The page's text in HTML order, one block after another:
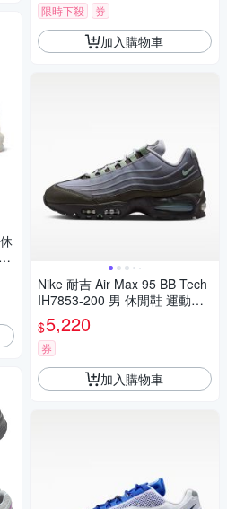
限時下殺
券
加入購物車
Nike 耐吉 Air Max 95 BB Tech
IH7853-200 男 休閒鞋 運動鞋
全氣墊 波浪 狼灰綠
$5,220
券
加入購物車